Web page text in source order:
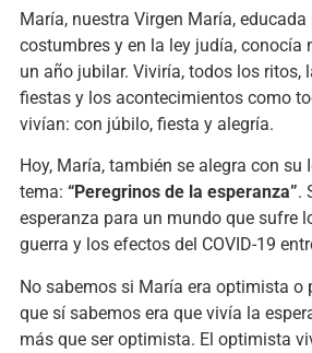
María, nuestra Virgen María,
costumbres y en la ley judía, conocía
un año jubilar. Viviría, todos los ritos,
fiestas y los acontecimientos como
vivían: con júbilo, fiesta y alegría.
Hoy, María, también se alegra con su
tema: “Peregrinos de la esperanza”.
esperanza para un mundo que sufre
guerra y los efectos del COVID-19
No sabemos si María era optimista o
que sí sabemos era que vivía la
más que ser optimista. El optimista